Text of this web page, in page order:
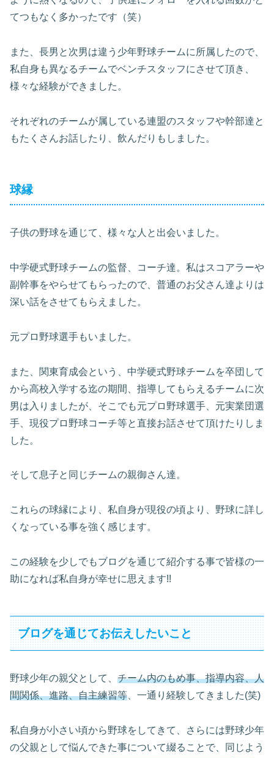
てつもなく多かったです（笑）
また、長男と次男は違う少年野球チームに所属したので、
私自身も異なるチームでベンチスタッフにさせて頂き、
様々な経験ができました。
それぞれのチームが属している連盟のスタッフや幹部達と
もたくさんお話したり、飲んだりもしました。
球縁
子供の野球を通じて、様々な人と出会いました。
中学硬式野球チームの監督、コーチ達。私はスコアラーや
副幹事をやらせてもらったので、普通のお父さん達よりは
深い話をさせてもらえました。
元プロ野球選手もいました。
また、関東育成会という、中学硬式野球チームを卒団して
から高校入学する迄の期間、指導してもらえるチームに次
男は入りましたが、そこでも元プロ野球選手、元実業団選
手、現役プロ野球コーチ等と直接お話させて頂けたりしま
した。
そして息子と同じチームの親御さん達。
これらの球縁により、私自身が現役の頃より、野球に詳し
くなっている事を強く感じます。
この経験を少しでもブログを通じて紹介する事で皆様の一
助になれば私自身が幸せに思えます!!
ブログを通じてお伝えしたいこと
野球少年の親父として、 チーム内のもめ事、指導内容、人
間関係、進路、自主練習等 、一通り経験してきました(笑)
私自身が小さい頃から野球をしてきて、さらには野球少年
の父親として悩んできた事について綴ることで、同じよう